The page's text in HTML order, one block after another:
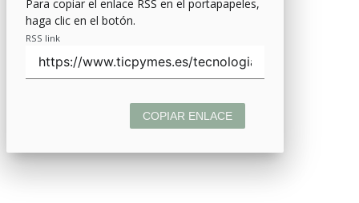
Para copiar el enlace RSS en el portapapeles,
haga clic en el botón.
RSS link
COPIAR ENLACE